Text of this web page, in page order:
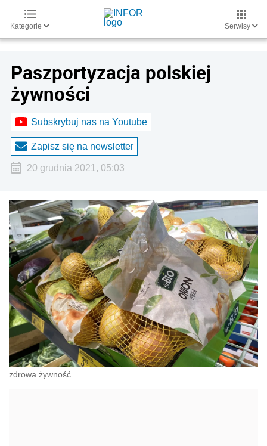
Kategorie Serwisy
Paszportyzacja polskiej
żywności
Subskrybuj nas na Youtube
Zapisz się na newsletter
20 grudnia 2021, 05:03
zdrowa żywność